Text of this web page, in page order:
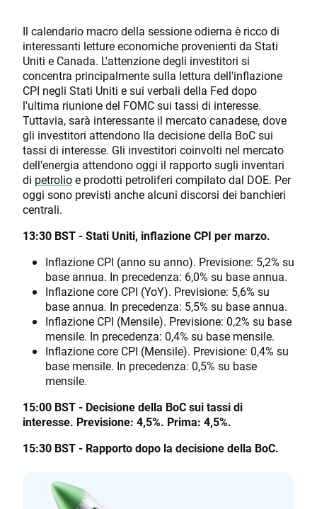
Il calendario macro della sessione odierna è ricco di
interessanti letture economiche provenienti da Stati
Uniti e Canada. L'attenzione degli investitori si
concentra principalmente sulla lettura dell'inflazione
CPI negli Stati Uniti e sui verbali della Fed dopo
l'ultima riunione del FOMC sui tassi di interesse.
Tuttavia, sarà interessante il mercato canadese, dove
gli investitori attendono lla decisione della BoC sui
tassi di interesse. Gli investitori coinvolti nel mercato
dell'energia attendono oggi il rapporto sugli inventari
di petrolioe prodotti petroliferi compilato dal DOE. Per
oggi sono previsti anche alcuni discorsi dei banchieri
centrali.
13:30 BST - Stati Uniti, inflazione CPI per marzo.
Inflazione CPI (anno su anno). Previsione: 5,2% su
base annua. In precedenza: 6,0% su base annua.
Inflazione core CPI (YoY). Previsione: 5,6% su
base annua. In precedenza: 5,5% su base annua.
Inflazione CPI (Mensile). Previsione: 0,2% su base
mensile. In precedenza: 0,4% su base mensile.
Inflazione core CPI (Mensile). Previsione: 0,4% su
base mensile. In precedenza: 0,5% su base
mensile.
15:00 BST - Decisione della BoC sui tassi di
interesse. Previsione: 4,5%. Prima: 4,5%.
15:30 BST - Rapporto dopo la decisione della BoC.